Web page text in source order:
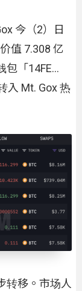
今（2）日
值 7.308 亿
包「14FE…
入 Mt. Gox 热
转移。市场人